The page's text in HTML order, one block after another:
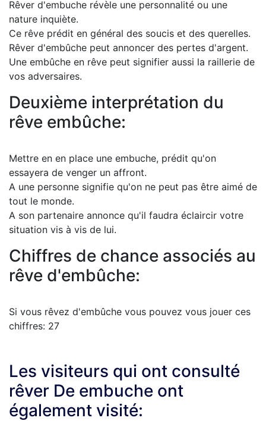
Rêver d'embuche révèle une personnalité ou une
nature inquiète.
Ce rêve prédit en général des soucis et des querelles.
Rêver d'embûche peut annoncer des pertes d'argent.
Une embûche en rêve peut signifier aussi la raillerie de
vos adversaires.
Deuxième interprétation du
rêve embûche:
Mettre en en place une embuche, prédit qu'on
essayera de venger un affront.
A une personne signifie qu'on ne peut pas être aimé de
tout le monde.
A son partenaire annonce qu'il faudra éclaircir votre
situation vis à vis de lui.
Chiffres de chance associés au
rêve d'embûche:
Si vous rêvez d'embûche vous pouvez vous jouer ces
chiffres: 27
Les visiteurs qui ont consulté
rêver De embuche ont
également visité: